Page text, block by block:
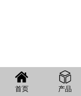
首页 产品